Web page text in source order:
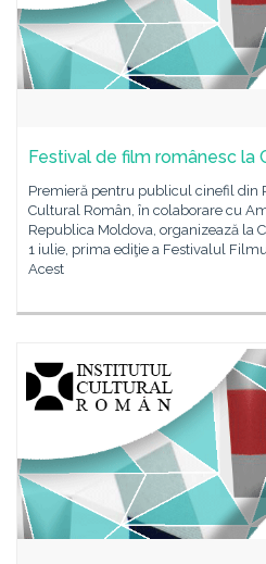
Festival de film românesc la
Premieră pentru publicul cinefil din
Cultural Român, în colaborare cu
Republica Moldova, organizează la
1 iulie, prima ediţie a Festivalul
Acest